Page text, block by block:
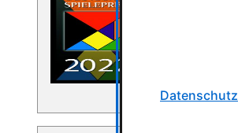
Datenschutz